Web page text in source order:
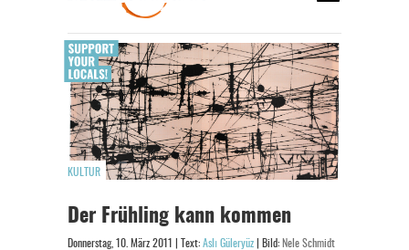
KULTUR
Der Frühling kann kommen
Donnerstag, 10. März 2011 | Text: Aslı Güleryüz | Bild: Nele Schmidt